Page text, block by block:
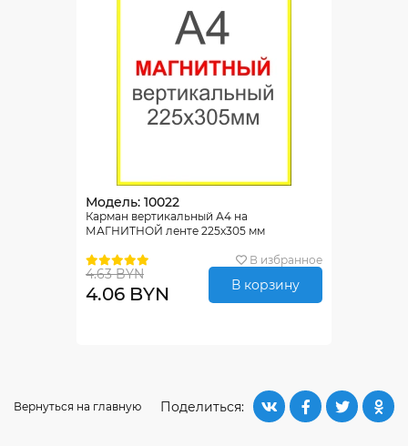
Модель: 10022
Карман вертикальный А4 на
МАГНИТНОЙ ленте 225х305 мм
В избранное
4.63 BYN
4.06 BYN В корзину
Поделиться:
Вернуться на главную